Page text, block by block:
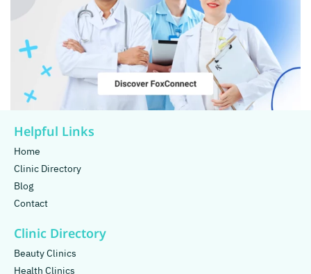
Helpful Links
Home
Clinic Directory
Blog
Contact
Clinic Directory
Beauty Clinics